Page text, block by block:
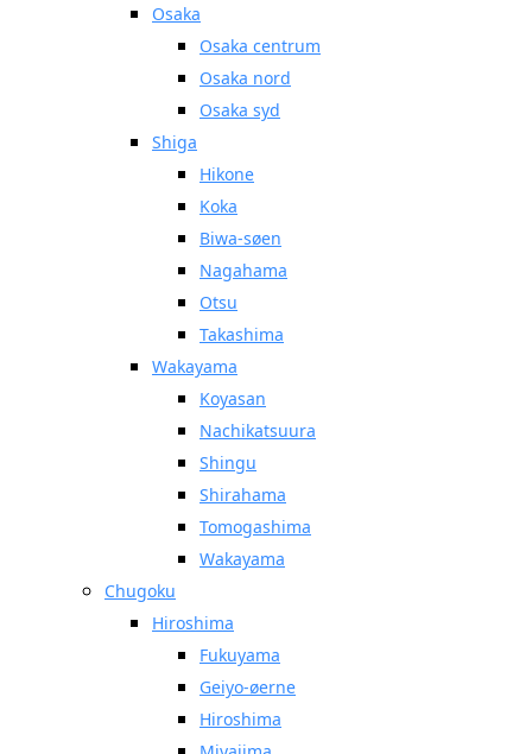
Osaka
Osaka centrum
Osaka nord
Osaka syd
Shiga
Hikone
Koka
Biwa-søen
Nagahama
Otsu
Takashima
Wakayama
Koyasan
Nachikatsuura
Shingu
Shirahama
Tomogashima
Wakayama
Chugoku
Hiroshima
Fukuyama
Geiyo-øerne
Hiroshima